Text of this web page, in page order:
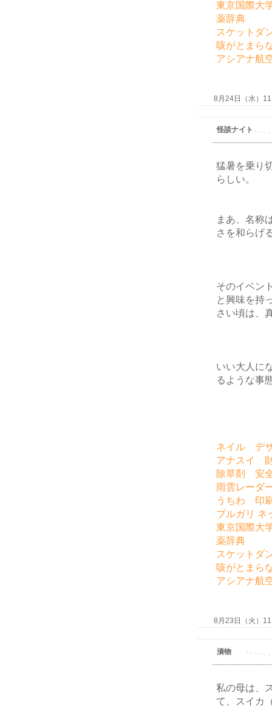
東京国際大
薬辞典
スケットダ
咳がとまら
アシアナ航
8月24日（水）
怪談ナイト
猛暑を乗り
らしい。
まあ、名称
さを和らげ
そのイベン
と興味を持
さい頃は、
いい大人に
るような事
ネイル デ
アナスイ
除草剤 安
雨雲レーダ
うちわ 印
ブルガリ ネ
東京国際大
薬辞典
スケットダ
咳がとまら
アシアナ航
8月23日（火）
漬物
私の母は、
て、スイカ